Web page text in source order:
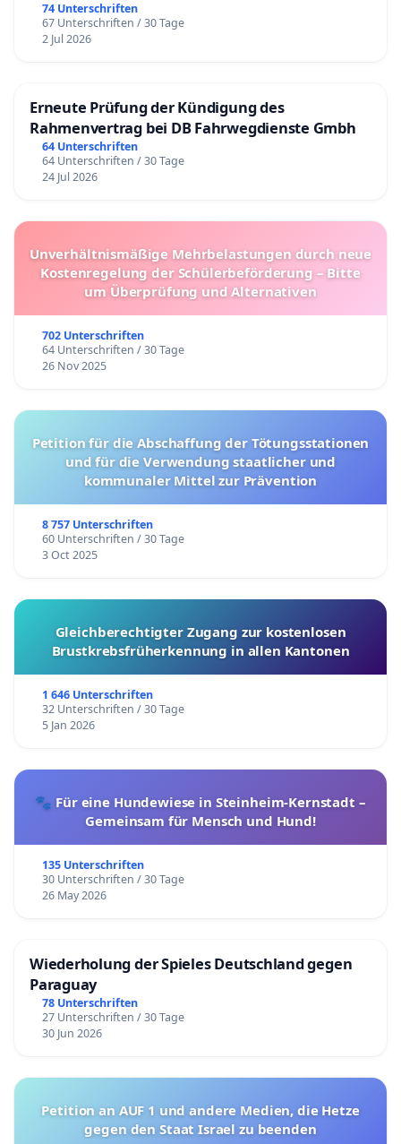
74 Unterschriften
67 Unterschriften / 30 Tage
2 Jul 2026
Erneute Prüfung der Kündigung des
Rahmenvertrag bei DB Fahrwegdienste Gmbh
64 Unterschriften
64 Unterschriften / 30 Tage
24 Jul 2026
Unverhältnismäßige Mehrbelastungen durch neue
Kostenregelung der Schülerbeförderung – Bitte
um Überprüfung und Alternativen
702 Unterschriften
64 Unterschriften / 30 Tage
26 Nov 2025
Petition für die Abschaffung der Tötungsstationen
und für die Verwendung staatlicher und
kommunaler Mittel zur Prävention
8 757 Unterschriften
60 Unterschriften / 30 Tage
3 Oct 2025
Gleichberechtigter Zugang zur kostenlosen
Brustkrebsfrüherkennung in allen Kantonen
1 646 Unterschriften
32 Unterschriften / 30 Tage
5 Jan 2026
🐾 Für eine Hundewiese in Steinheim-Kernstadt –
Gemeinsam für Mensch und Hund!
135 Unterschriften
30 Unterschriften / 30 Tage
26 May 2026
Wiederholung der Spieles Deutschland gegen
Paraguay
78 Unterschriften
27 Unterschriften / 30 Tage
30 Jun 2026
Petition an AUF 1 und andere Medien, die Hetze
gegen den Staat Israel zu beenden